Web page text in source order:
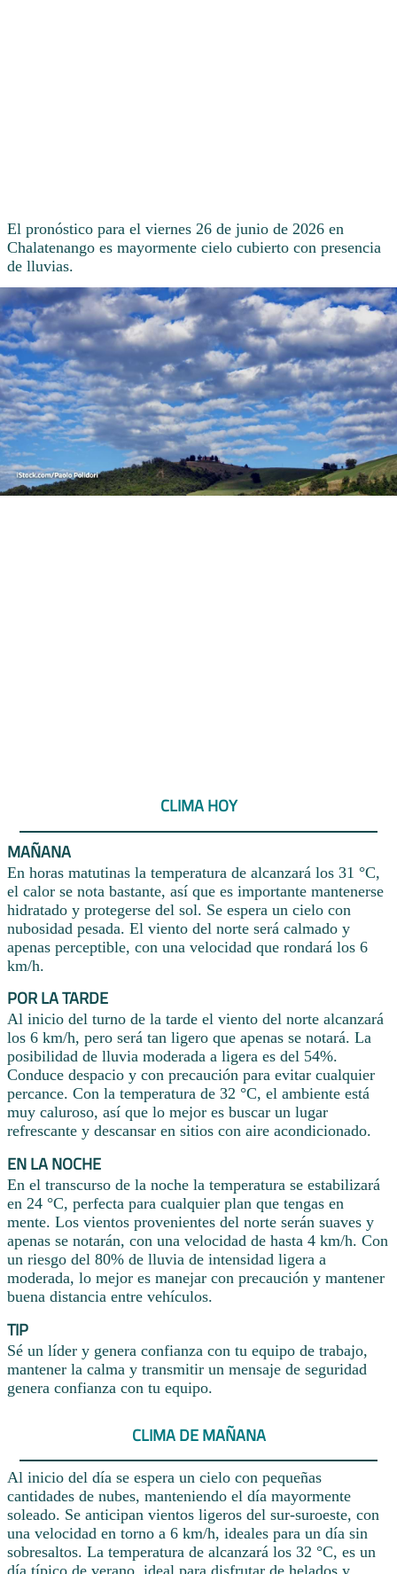
El pronóstico para el viernes 26 de junio de 2026 en
Chalatenango es mayormente cielo cubierto con presencia
de lluvias.
CLIMA HOY
MAÑANA
En horas matutinas la temperatura de alcanzará los 31 °C,
el calor se nota bastante, así que es importante mantenerse
hidratado y protegerse del sol. Se espera un cielo con
nubosidad pesada. El viento del norte será calmado y
apenas perceptible, con una velocidad que rondará los 6
km/h.
POR LA TARDE
Al inicio del turno de la tarde el viento del norte alcanzará
los 6 km/h, pero será tan ligero que apenas se notará. La
posibilidad de lluvia moderada a ligera es del 54%.
Conduce despacio y con precaución para evitar cualquier
percance. Con la temperatura de 32 °C, el ambiente está
muy caluroso, así que lo mejor es buscar un lugar
refrescante y descansar en sitios con aire acondicionado.
EN LA NOCHE
En el transcurso de la noche la temperatura se estabilizará
en 24 °C, perfecta para cualquier plan que tengas en
mente. Los vientos provenientes del norte serán suaves y
apenas se notarán, con una velocidad de hasta 4 km/h. Con
un riesgo del 80% de lluvia de intensidad ligera a
moderada, lo mejor es manejar con precaución y mantener
buena distancia entre vehículos.
TIP
Sé un líder y genera confianza con tu equipo de trabajo,
mantener la calma y transmitir un mensaje de seguridad
genera confianza con tu equipo.
CLIMA DE MAÑANA
Al inicio del día se espera un cielo con pequeñas
cantidades de nubes, manteniendo el día mayormente
soleado. Se anticipan vientos ligeros del sur-suroeste, con
una velocidad en torno a 6 km/h, ideales para un día sin
sobresaltos. La temperatura de alcanzará los 32 °C, es un